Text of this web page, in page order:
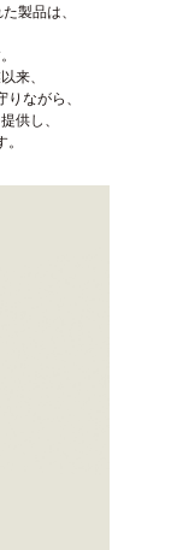
製品は、
来、
ながら、
供し、